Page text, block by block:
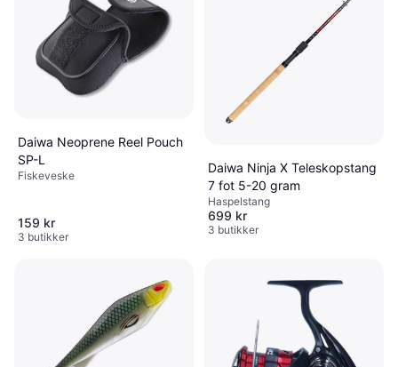
Daiwa Neoprene Reel Pouch
SP-L
Fiskeveske
159 kr
3 butikker
Daiwa Ninja X Teleskopstang
7 fot 5-20 gram
Haspelstang
699 kr
3 butikker